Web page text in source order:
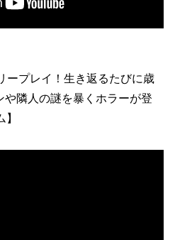
ープレイ！生き返るたびに歳
や隣人の謎を暴くホラーが登